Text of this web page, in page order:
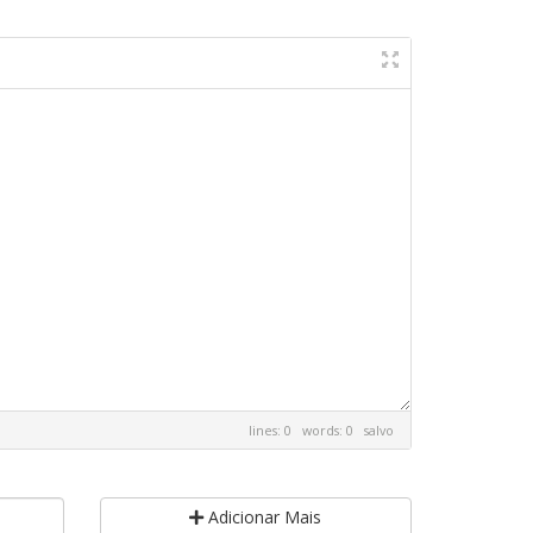
lines: 0 words: 0 salvo
Adicionar Mais